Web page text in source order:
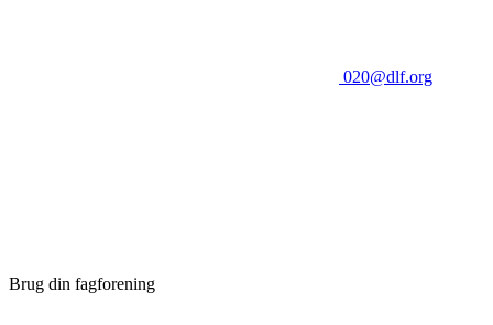
020@dlf.org
Brug din fagforening